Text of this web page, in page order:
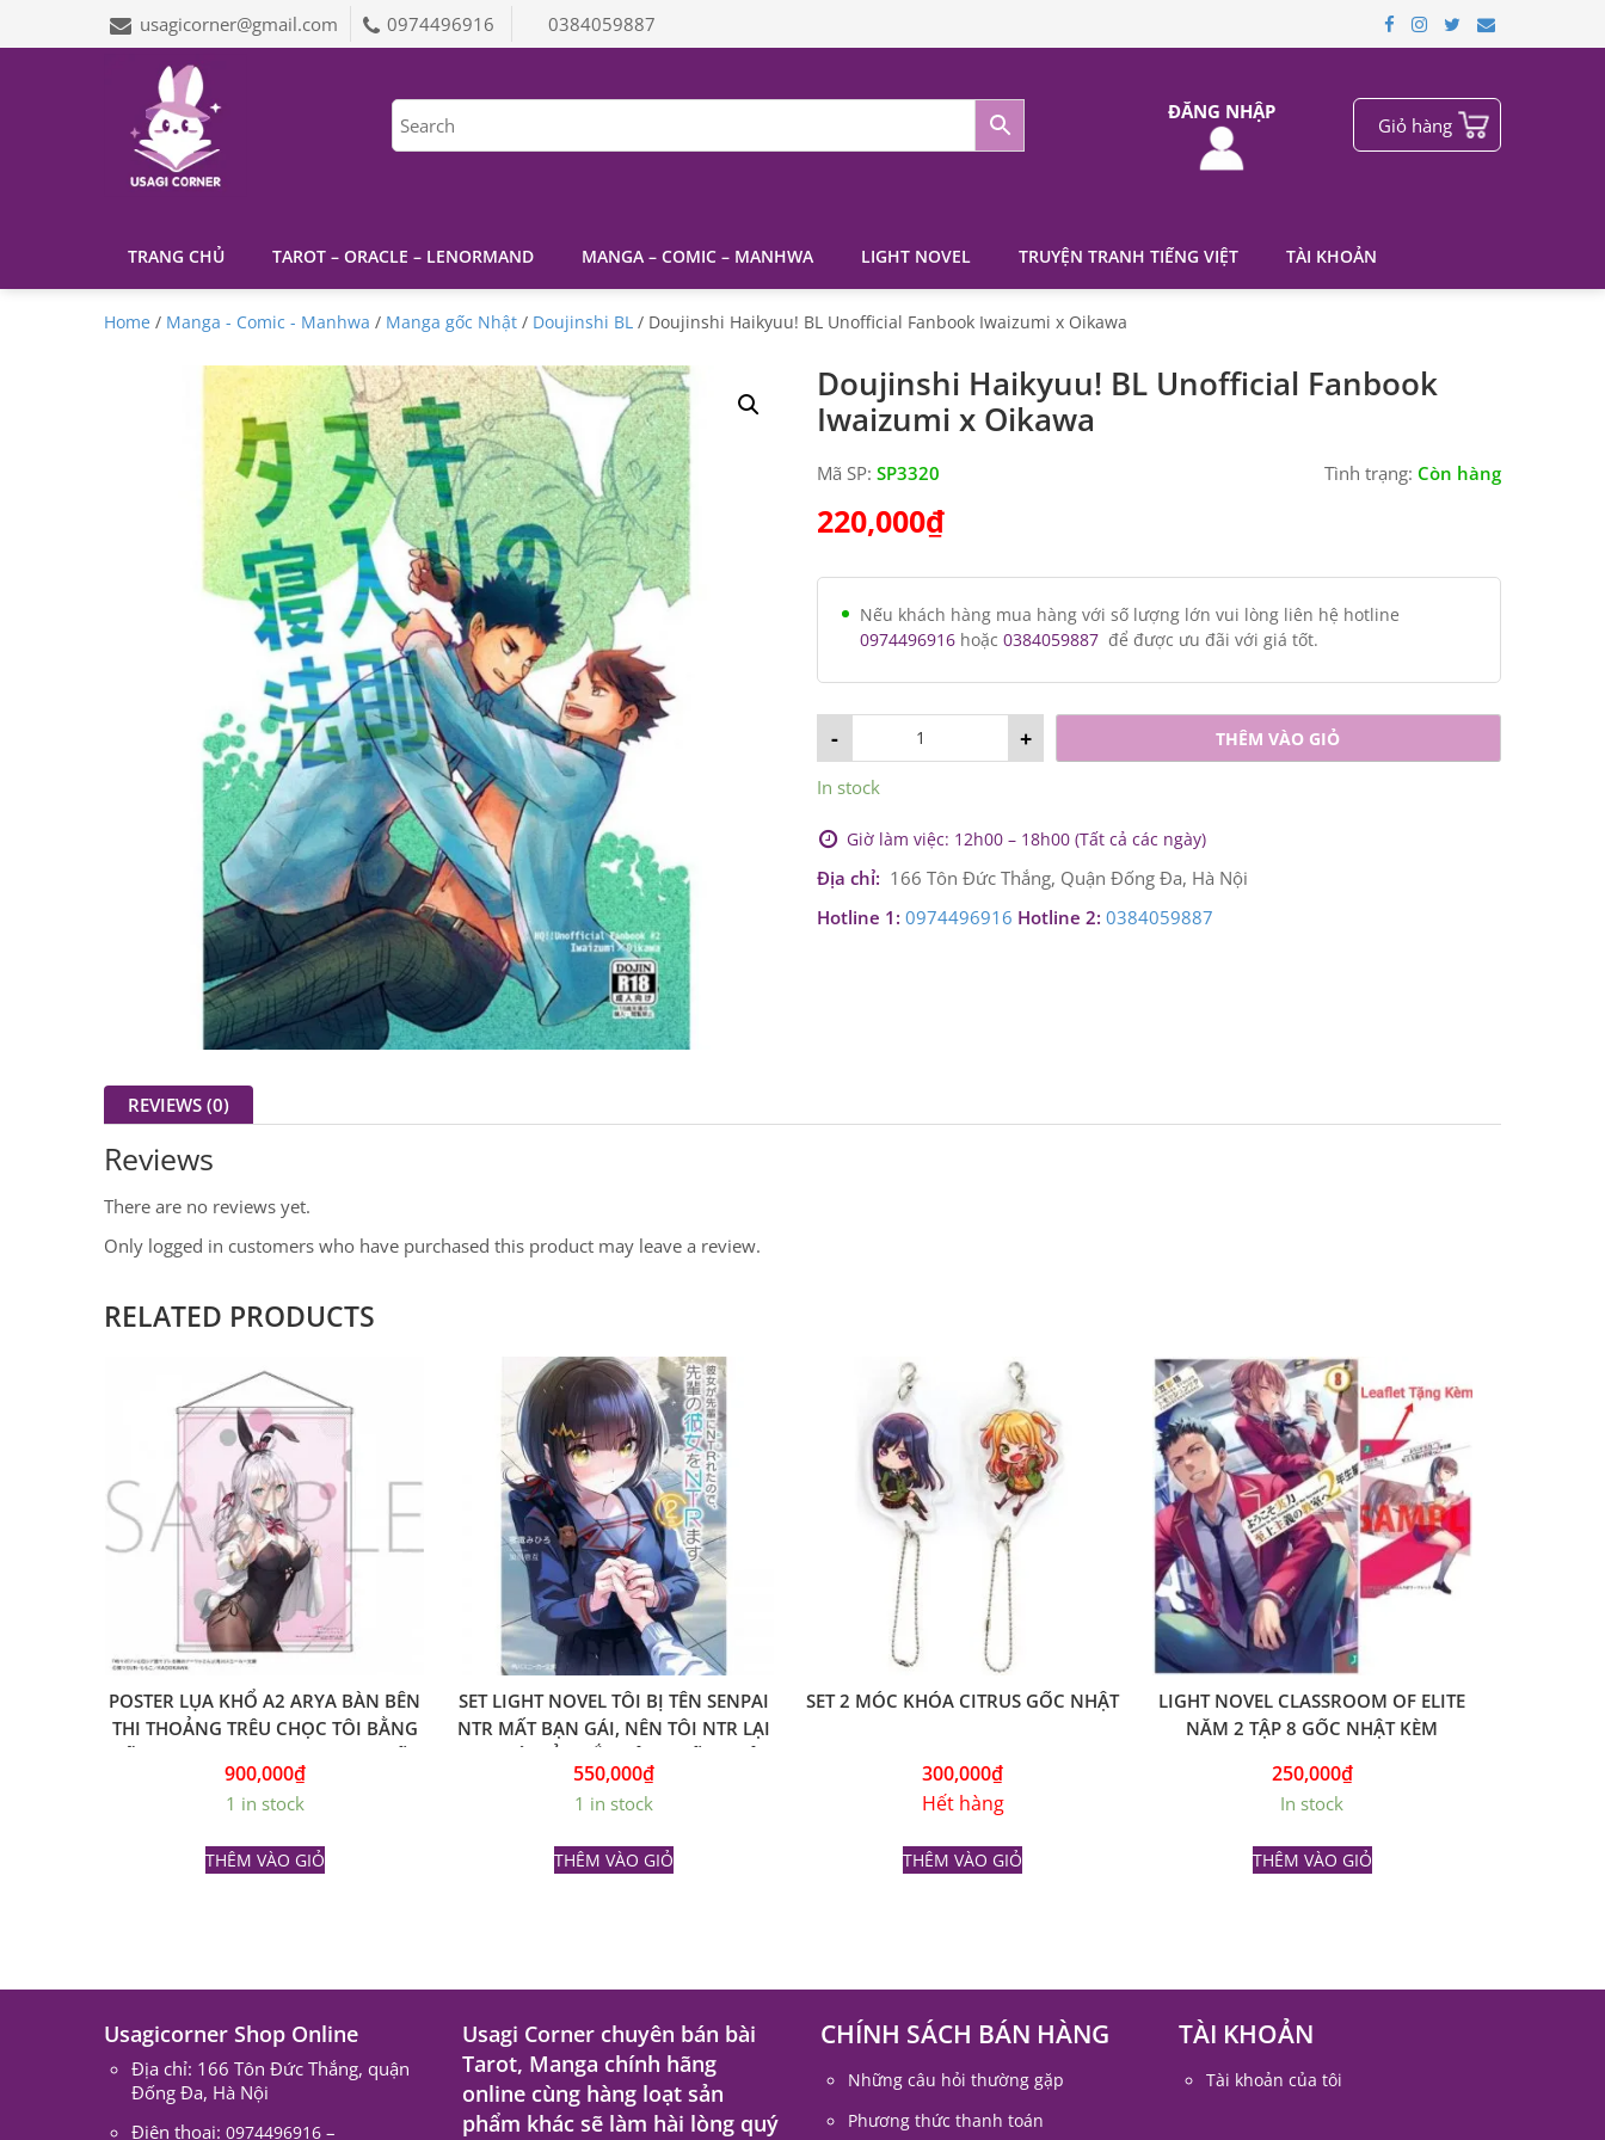
usagicorner@gmail.com 0974496916 0384059887
Giỏ hàng
ĐĂNG NHẬP
TRANG CHỦ TAROT – ORACLE – LENORMAND MANGA – COMIC – MANHWA LIGHT NOVEL TRUYỆN TRANH TIẾNG VIỆT TÀI KHOẢN
Home / Manga - Comic - Manhwa / Manga gốc Nhật / Doujinshi BL / Doujinshi Haikyuu! BL Unofficial Fanbook Iwaizumi x Oikawa
Doujinshi Haikyuu! BL Unofficial Fanbook
Iwaizumi x Oikawa
Mã SP: SP3320 Tình trạng: Còn hàng
220,000₫
Nếu khách hàng mua hàng với số lượng lớn vui lòng liên hệ hotline
0974496916hoặc 0384059887để được ưu đãi với giá tốt.
+
- THÊM VÀO GIỎ
In stock
Giờ làm việc: 12h00 – 18h00 (Tất cả các ngày)
Địa chỉ: 166 Tôn Đức Thắng, Quận Đống Đa, Hà Nội
Hotline 1: 0974496916 Hotline 2: 0384059887
REVIEWS (0)
Reviews
There are no reviews yet.
Only logged in customers who have purchased this product may leave a review.
RELATED PRODUCTS
POSTER LỤA KHỔ A2 ARYA BÀN BÊN
THI THOẢNG TRÊU CHỌC TÔI BẰNG
NHẬT
900,000₫
1 in stock
THÊM VÀO GIỎ
SET LIGHT NOVEL TÔI BỊ TÊN SENPAI
NTR MẤT BẠN GÁI, NÊN TÔI NTR LẠI
KÈM POSTER LỤA KHỔ A3
550,000₫
1 in stock
THÊM VÀO GIỎ
SET 2 MÓC KHÓA CITRUS GỐC NHẬT
300,000₫
Hết hàng
THÊM VÀO GIỎ
LIGHT NOVEL CLASSROOM OF ELITE
NĂM 2 TẬP 8 GỐC NHẬT KÈM
250,000₫
In stock
THÊM VÀO GIỎ
Usagicorner Shop Online
Địa chỉ: 166 Tôn Đức Thắng, quận
Đống Đa, Hà Nội
Điện thoại: 0974496916 –
Usagi Corner chuyên bán bài
Tarot, Manga chính hãng
online cùng hàng loạt sản
phẩm khác sẽ làm hài lòng quý
CHÍNH SÁCH BÁN HÀNG
Những câu hỏi thường gặp
Phương thức thanh toán
TÀI KHOẢN
Tài khoản của tôi